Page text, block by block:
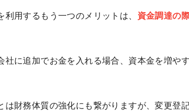
利用するもう一つのメリットは、 資金調達の
社に追加でお金を入れる場合、資本金を増や
は財務体質の強化にも繋がりますが、変更登